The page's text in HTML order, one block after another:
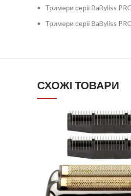
Тримери серії BaByliss
Тримери серії BaByliss
СХОЖІ ТОВАРИ